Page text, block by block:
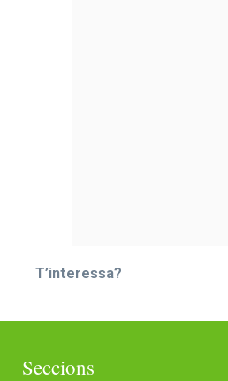
T’interessa?
Seccions